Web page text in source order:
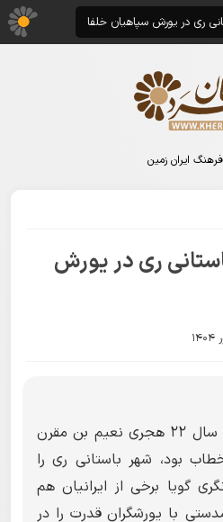
ایران زمین
ری در یورش
بر اساس تاریخ طبری در سال ۲۲ هجری نعیم بن مقرن
بود، شهر باستانی ری را
گویا برخی از ایرانیان هم
با یورشگران قدرت را در
ری در یورش سپاهیان خلفا